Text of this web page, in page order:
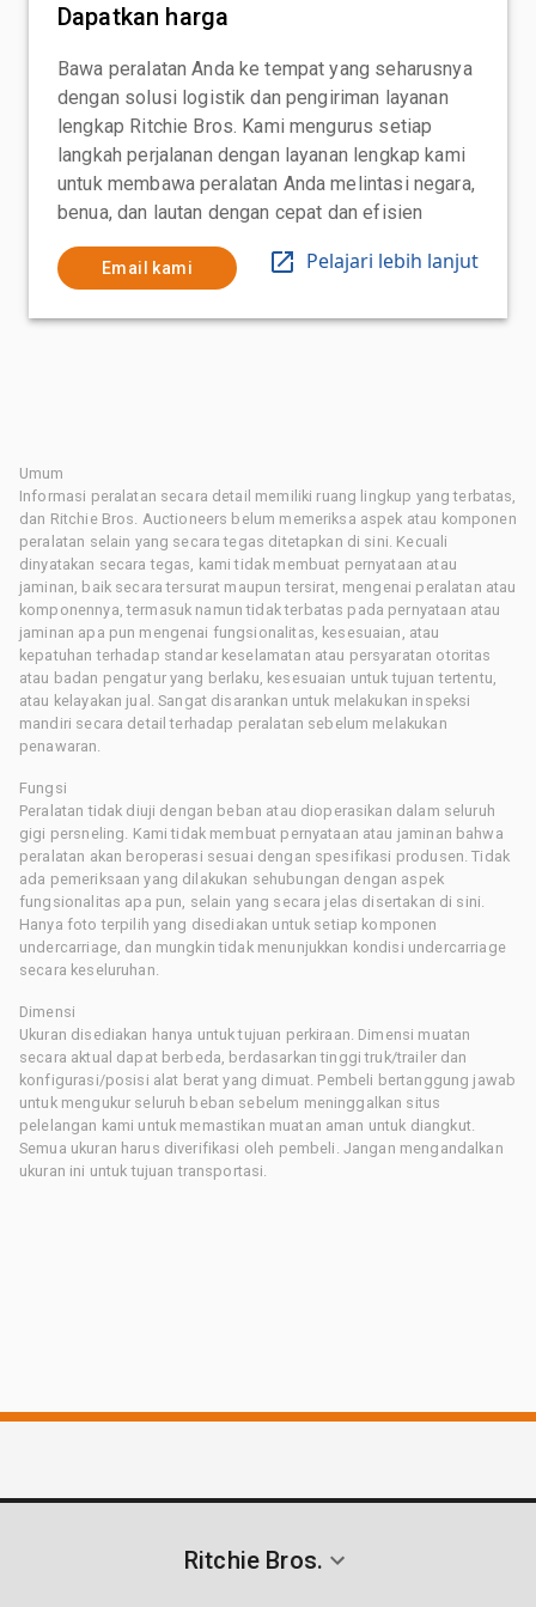
Dapatkan harga
Bawa peralatan Anda ke tempat yang seharusnya
dengan solusi logistik dan pengiriman layanan
lengkap Ritchie Bros. Kami mengurus setiap
langkah perjalanan dengan layanan lengkap kami
untuk membawa peralatan Anda melintasi negara,
benua, dan lautan dengan cepat dan efisien
Email kami Pelajari lebih lanjut
Umum
Informasi peralatan secara detail memiliki ruang lingkup yang terbatas,
dan Ritchie Bros. Auctioneers belum memeriksa aspek atau komponen
peralatan selain yang secara tegas ditetapkan di sini. Kecuali
dinyatakan secara tegas, kami tidak membuat pernyataan atau
jaminan, baik secara tersurat maupun tersirat, mengenai peralatan atau
komponennya, termasuk namun tidak terbatas pada pernyataan atau
jaminan apa pun mengenai fungsionalitas, kesesuaian, atau
kepatuhan terhadap standar keselamatan atau persyaratan otoritas
atau badan pengatur yang berlaku, kesesuaian untuk tujuan tertentu,
atau kelayakan jual. Sangat disarankan untuk melakukan inspeksi
mandiri secara detail terhadap peralatan sebelum melakukan
penawaran.
Fungsi
Peralatan tidak diuji dengan beban atau dioperasikan dalam seluruh
gigi persneling. Kami tidak membuat pernyataan atau jaminan bahwa
peralatan akan beroperasi sesuai dengan spesifikasi produsen. Tidak
ada pemeriksaan yang dilakukan sehubungan dengan aspek
fungsionalitas apa pun, selain yang secara jelas disertakan di sini.
Hanya foto terpilih yang disediakan untuk setiap komponen
undercarriage, dan mungkin tidak menunjukkan kondisi undercarriage
secara keseluruhan.
Dimensi
Ukuran disediakan hanya untuk tujuan perkiraan. Dimensi muatan
secara aktual dapat berbeda, berdasarkan tinggi truk/trailer dan
konfigurasi/posisi alat berat yang dimuat. Pembeli bertanggung jawab
untuk mengukur seluruh beban sebelum meninggalkan situs
pelelangan kami untuk memastikan muatan aman untuk diangkut.
Semua ukuran harus diverifikasi oleh pembeli. Jangan mengandalkan
ukuran ini untuk tujuan transportasi.
Ritchie Bros.